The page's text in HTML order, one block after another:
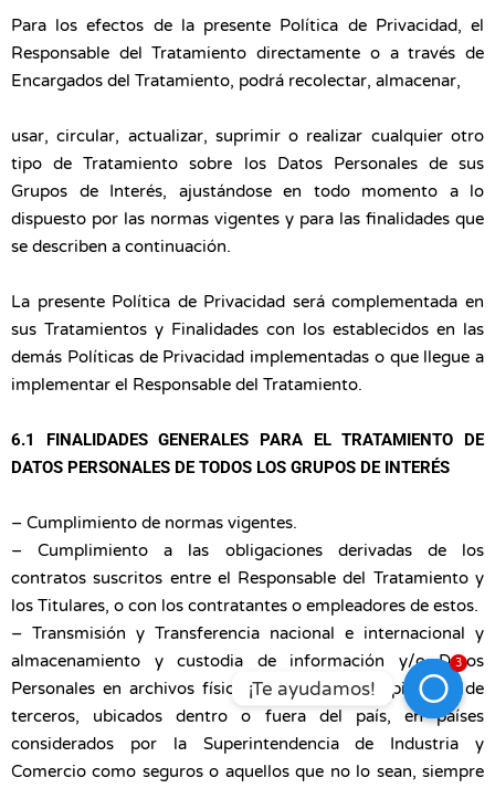
Para los efectos de la presente Política de Privacidad, el
Responsable del Tratamiento directamente o a través de
Encargados del Tratamiento, podrá recolectar, almacenar,
usar, circular, actualizar, suprimir o realizar cualquier otro
tipo de Tratamiento sobre los Datos Personales de sus
Grupos de Interés, ajustándose en todo momento a lo
dispuesto por las normas vigentes y para las finalidades que
se describen a continuación.
La presente Política de Privacidad será complementada en
sus Tratamientos y Finalidades con los establecidos en las
demás Políticas de Privacidad implementadas o que llegue a
implementar el Responsable del Tratamiento.
6.1 FINALIDADES GENERALES PARA EL TRATAMIENTO DE
DATOS PERSONALES DE TODOS LOS GRUPOS DE INTERÉS
– Cumplimiento de normas vigentes.
– Cumplimiento a las obligaciones derivadas de los
contratos suscritos entre el Responsable del Tratamiento y
los Titulares, o con los contratantes o empleadores de estos.
– Transmisión y Transferencia nacional e internacional y
almacenamiento y custodia de información y/o Datos
Personales en archivos físicos o servidores propios y/o de
terceros, ubicados dentro o fuera del país, en países
considerados por la Superintendencia de Industria y
Comercio como seguros o aquellos que no lo sean, siempre
¡Te ayudamos!
Open
3